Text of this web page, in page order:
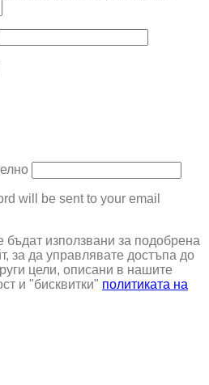
will be sent to your email
използвани за подобрена
за да управлявате достъпа до
цели, описани в нашите
и "бисквитки" политиката на